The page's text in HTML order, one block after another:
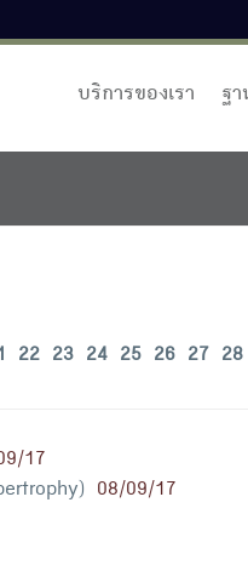
บริการของเรา ฐ
22 23 24 25 26 27 28
17
08/09/17